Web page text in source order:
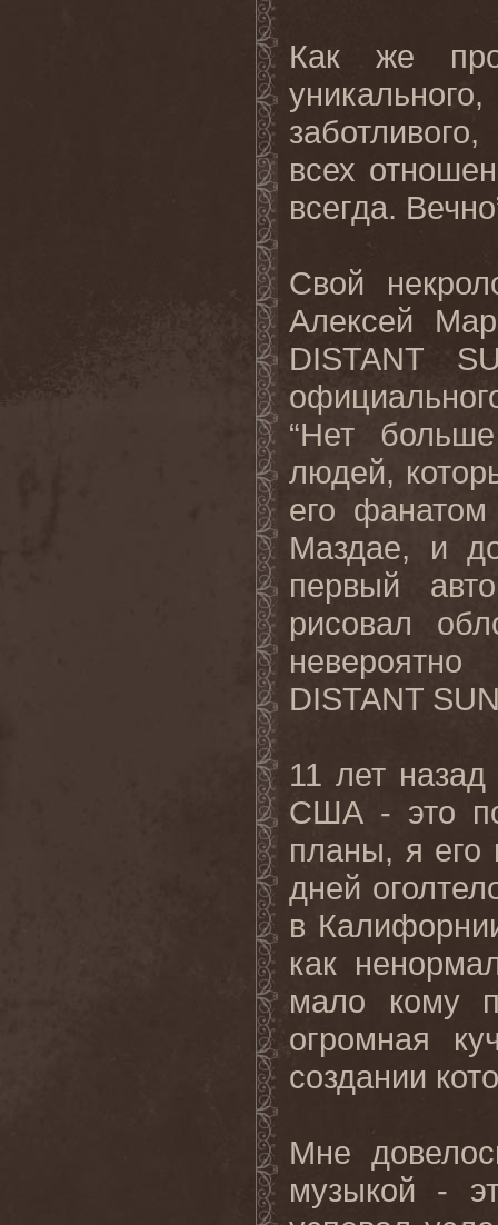
Как же
всех
всегда.
Свой
Алексей
DISTANT
“Нет
людей,
его
Маздае, и
первый
рисовал
DISTANT
11 лет
США - это
планы, я его
дней
в
как
мало кому
огромная
создании
Мне
музыкой -